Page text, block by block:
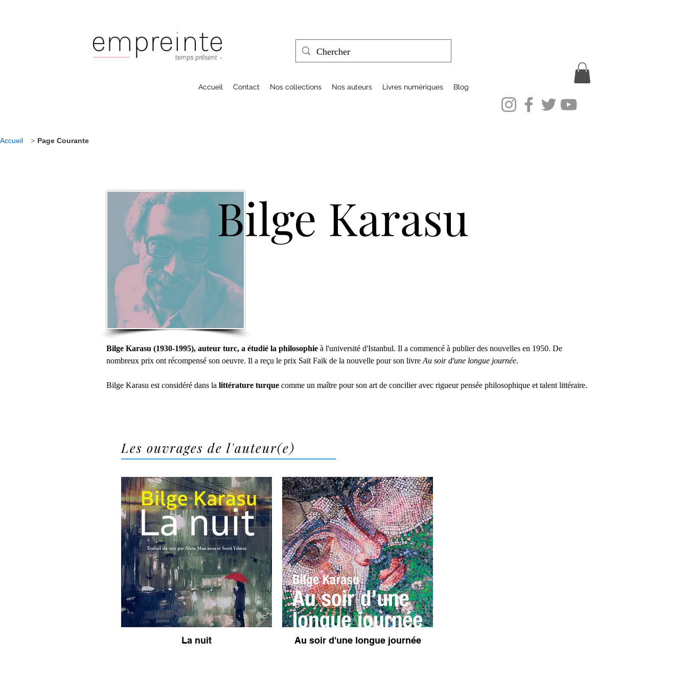
Accueil Contact Nos collections Nos auteurs Livres numériques Blog
Accueil > Page Courante
Bilge Karasu
Bilge Karasu (1930-1995), auteur turc, a étudié la philosophie à l'université d'Istanbul. Il a commencé à publier des nouvelles en 1950. De
nombreux prix ont récompensé son oeuvre. Il a reçu le prix Saït Faik de la nouvelle pour son livre Au soir d'une longue journée.
Bilge Karasu est considéré dans la littérature turque comme un maître pour son art de concilier avec rigueur pensée philosophique et talent littéraire.
Les ouvrages de l'auteur(e)
La nuit Au soir d'une longue journée